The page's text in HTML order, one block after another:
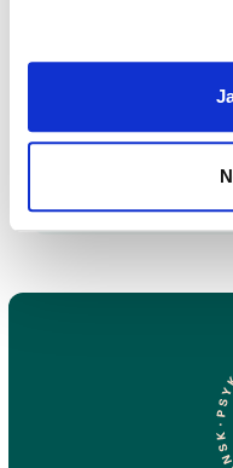
Hvad
mobbet?